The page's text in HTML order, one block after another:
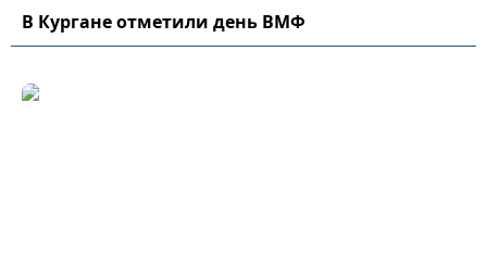
В Кургане отметили день ВМФ